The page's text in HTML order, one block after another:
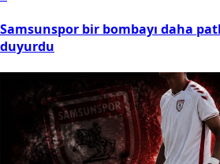
Samsunspor bir bombayı daha
duyurdu